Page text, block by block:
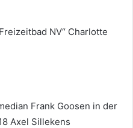
NV“ Charlotte
Frank Goosen in der
Axel Sillekens